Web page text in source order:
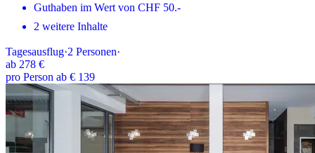
Guthaben im Wert von CHF 50.-
2 weitere Inhalte
Tagesausflug·2 Personen·
ab 278 €
pro Person ab € 139